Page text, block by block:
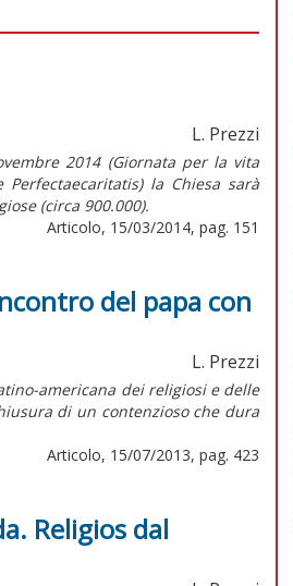
L. Prezzi
2014 (Giornata per la vita
la Chiesa sarà
(circa 900.000).
Articolo, 15/03/2014, pag. 151
del papa con
L. Prezzi
americana dei religiosi e delle
di un contenzioso che dura
Articolo, 15/07/2013, pag. 423
Religios dal